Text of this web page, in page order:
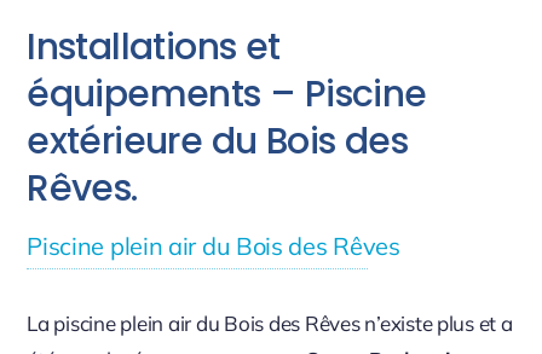
Installations et
équipements – Piscine
extérieure du Bois des
Rêves.
Piscine plein air du Bois des Rêves
La piscine plein air du Bois des Rêves n’existe plus et a